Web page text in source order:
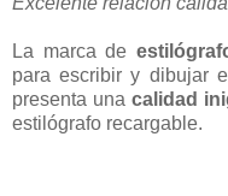
La marca de
para escribir y dibujar
presenta una calidad
estilógrafo recargable.